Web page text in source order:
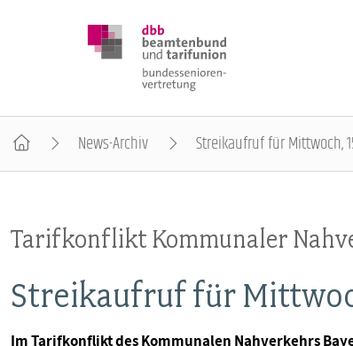
POSITIONEN
VERANSTALTUNGEN
News-Archiv Streikaufruf für Mittwoch,
Tarifkonflikt Kommunaler
Streikaufruf für
Im Tarifkonflikt des Kommunalen Nahverkehrs